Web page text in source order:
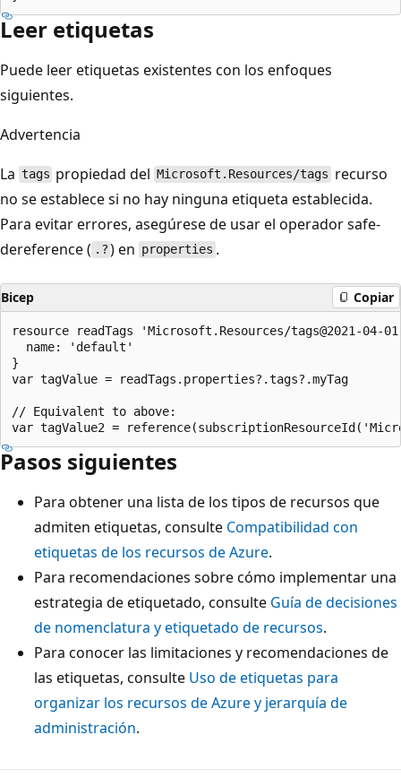
Leer etiquetas
Puede leer etiquetas existentes con los enfoques
siguientes.
Advertencia
La tags propiedad del Microsoft.Resources/tags recurso
no se establece si no hay ninguna etiqueta establecida.
Para evitar errores, asegúrese de usar el operador safe-
dereference ( .? ) en properties .
Bicep Copiar
resource readTags 'Microsoft.Resources/tags@2021-
  name: 'default'
}
var tagValue = readTags.properties?.tags?.myTag
// Equivalent to above:
Pasos siguientes
Para obtener una lista de los tipos de recursos que
admiten etiquetas, consulte Compatibilidad con
etiquetas de los recursos de Azure.
Para recomendaciones sobre cómo implementar una
estrategia de etiquetado, consulte Guía de decisiones
de nomenclatura y etiquetado de recursos.
Para conocer las limitaciones y recomendaciones de
las etiquetas, consulte Uso de etiquetas para
organizar los recursos de Azure y jerarquía de
administración.